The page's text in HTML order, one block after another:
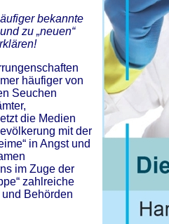
bekannte
zu „neuen“
häufiger von
Seuchen
die Medien
mit der
in Angst und
im Zuge der
zahlreiche
Behörden